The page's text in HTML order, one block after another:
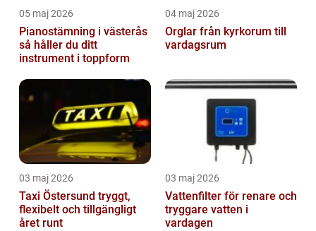
05 maj 2026
Pianostämning i västerås
så håller du ditt
instrument i toppform
04 maj 2026
Orglar från kyrkorum till
vardagsrum
03 maj 2026
Taxi Östersund tryggt,
flexibelt och tillgängligt
året runt
03 maj 2026
Vattenfilter för renare och
tryggare vatten i
vardagen